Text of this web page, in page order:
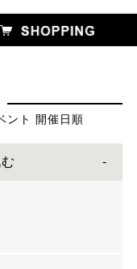
ント 開催日順